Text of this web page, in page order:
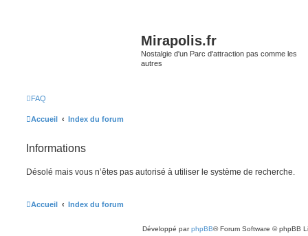
Mirapolis.fr
Nostalgie d'un Parc d'attraction pas comme les
autres
FAQ
Accueil Index du forum
Informations
Désolé mais vous n’êtes pas autorisé à utiliser le système de recherche.
Accueil Index du forum
Développé parphpBB® Forum Software © phpBB